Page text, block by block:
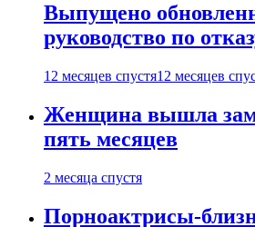
Выпущено
руководство по
12 месяцев спустя12 месяцев
Женщина вышла
пять месяцев
2 месяца спустя
Порноактрисы-